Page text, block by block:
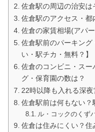
佐倉駅の周辺の治安は
佐倉駅のアクセス・都
佐倉の家賃相場(アパ
佐倉駅前のパーキン
い・駅チカ・無料？】
佐倉のコンビニ・ス
グ・保育園の数は？
22時以降も入れる深
佐倉駅前は何もない？
ル・コックのくず
佐倉は住みにくい？住